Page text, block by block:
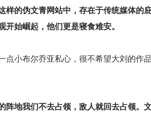
的伪文青网站中，存在于传统媒体的
始崛起，他们更是寝食难安。
小布尔乔亚私心，很不希望大刘的作
地我们不去占领，敌人就回去占领。